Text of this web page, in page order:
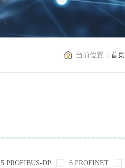
当前位置：首页
5:PROFIBUS-DP 6:PROFINET